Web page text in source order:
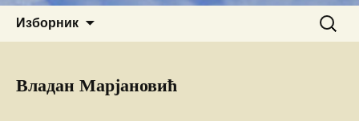
Изборник
Владан Марјановић